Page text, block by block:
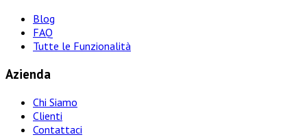
Blog
FAQ
Tutte le Funzionalità
Azienda
Chi Siamo
Clienti
Contattaci